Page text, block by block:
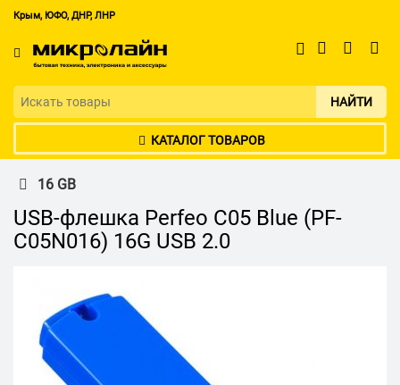
Крым, ЮФО, ДНР, ЛНР
НАЙТИ
КАТАЛОГ ТОВАРОВ
16 GB
USB-флешка Perfeo C05 Blue (PF-
C05N016) 16G USB 2.0